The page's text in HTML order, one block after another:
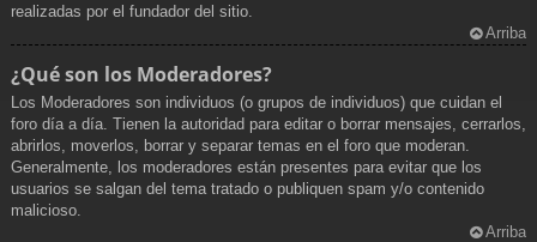
realizadas por el fundador del sitio.
Arriba
¿Qué son los Moderadores?
Los Moderadores son individuos (o grupos de individuos) que cuidan el
foro día a día. Tienen la autoridad para editar o borrar mensajes, cerrarlos,
abrirlos, moverlos, borrar y separar temas en el foro que moderan.
Generalmente, los moderadores están presentes para evitar que los
usuarios se salgan del tema tratado o publiquen spam y/o contenido
malicioso.
Arriba